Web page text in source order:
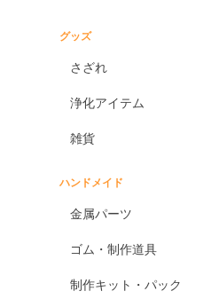
グッズ
さざれ
浄化アイテム
雑貨
ハンドメイド
金属パーツ
ゴム・制作道具
制作キット・パック